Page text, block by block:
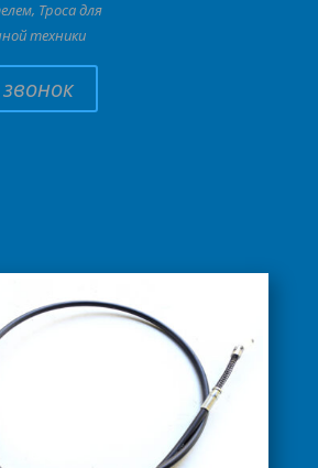
, Троса для
техники